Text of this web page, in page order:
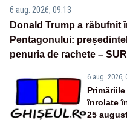
6 aug. 2026, 09:13
Donald Trump a răbufnit
Pentagonului:
penuria de rachete –
6 aug. 2026,
înrolate
25